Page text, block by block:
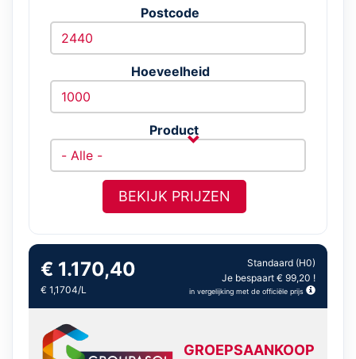
Postcode
Hoeveelheid
Product
BEKIJK PRIJZEN
€ 1.170,40
€ 1,1704/L
Standaard (H0)
Je bespaart € 99,20 !
in vergelijking met de officiële prijs
GROEPSAANKOOP